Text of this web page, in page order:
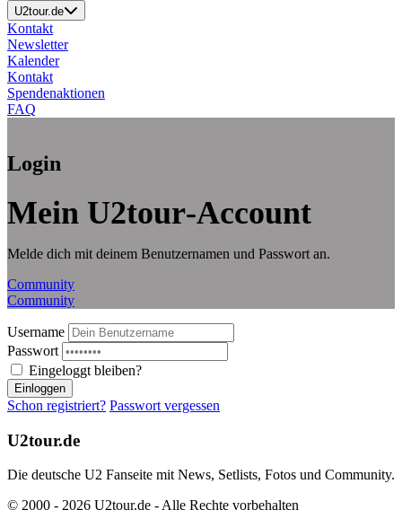
U2tour.de
Kontakt
Newsletter
Kalender
Kontakt
Spendenaktionen
FAQ
Login
Mein U2tour‑Account
Melde dich mit deinem Benutzernamen und Passwort an.
Community
Community
Username
Passwort
Eingeloggt bleiben?
Einloggen
Schon registriert? Passwort vergessen
U2tour.de
Die deutsche U2 Fanseite mit News, Setlists, Fotos und Community.
© 2000 - 2026 U2tour.de - Alle Rechte vorbehalten